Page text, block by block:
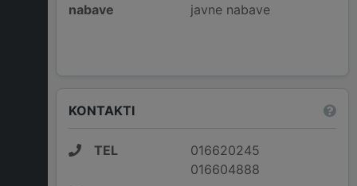
nabave
javne nabave
KONTAKTI
TEL
016620245
016604888